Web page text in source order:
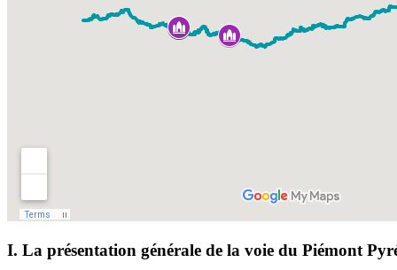
I. La présentation générale de la voie du Piémont